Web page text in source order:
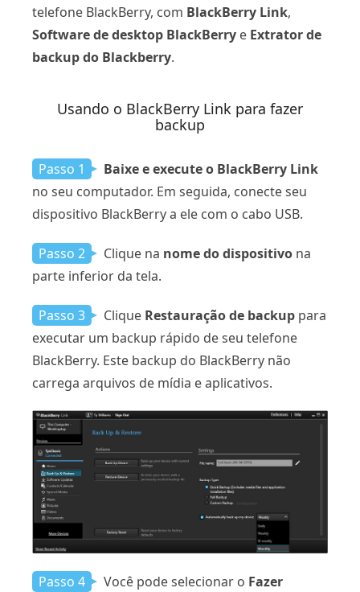
telefone BlackBerry, com BlackBerry Link,
Software de desktop BlackBerry e Extrator de
backup do Blackberry.
Usando o BlackBerry Link para fazer
backup
Passo 1
Baixe e execute o BlackBerry Link
no seu computador. Em seguida, conecte seu
dispositivo BlackBerry a ele com o cabo USB.
Passo 2 Clique na nome do dispositivo na
parte inferior da tela.
Passo 3 Clique Restauração de backup para
executar um backup rápido de seu telefone
BlackBerry. Este backup do BlackBerry não
carrega arquivos de mídia e aplicativos.
Passo 4 Você pode selecionar o Fazer